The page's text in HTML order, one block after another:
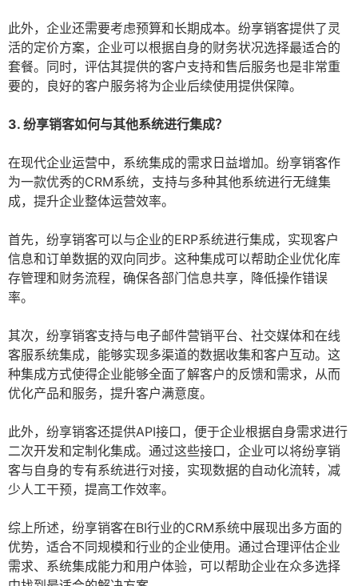
此外，企业还需要考虑预算和长期成本。纷享销客提供了灵
活的定价方案，企业可以根据自身的财务状况选择最适合的
套餐。同时，评估其提供的客户支持和售后服务也是非常重
要的，良好的客户服务将为企业后续使用提供保障。
3. 纷享销客如何与其他系统进行集成？
在现代企业运营中，系统集成的需求日益增加。纷享销客作
为一款优秀的CRM系统，支持与多种其他系统进行无缝集
成，提升企业整体运营效率。
首先，纷享销客可以与企业的ERP系统进行集成，实现客户
信息和订单数据的双向同步。这种集成可以帮助企业优化库
存管理和财务流程，确保各部门信息共享，降低操作错误
率。
其次，纷享销客支持与电子邮件营销平台、社交媒体和在线
客服系统集成，能够实现多渠道的数据收集和客户互动。这
种集成方式使得企业能够全面了解客户的反馈和需求，从而
优化产品和服务，提升客户满意度。
此外，纷享销客还提供API接口，便于企业根据自身需求进行
二次开发和定制化集成。通过这些接口，企业可以将纷享销
客与自身的专有系统进行对接，实现数据的自动化流转，减
少人工干预，提高工作效率。
综上所述，纷享销客在BI行业的CRM系统中展现出多方面的
优势，适合不同规模和行业的企业使用。通过合理评估企业
需求、系统集成能力和用户体验，可以帮助企业在众多选择